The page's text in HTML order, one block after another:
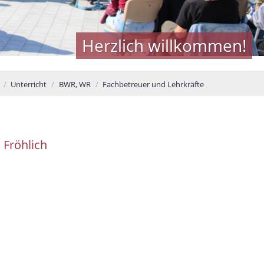
Herzlich willkommen!
Unterricht BWR, WR Fachbetreuer und Lehrkräfte
Fröhlich